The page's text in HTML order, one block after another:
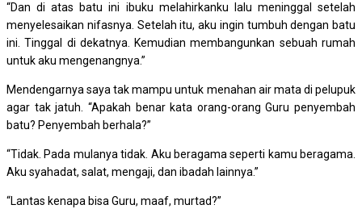
“Dan di atas batu ini ibuku melahirkanku lalu meninggal setelah
menyelesaikan nifasnya. Setelah itu, aku ingin tumbuh dengan batu
ini. Tinggal di dekatnya. Kemudian membangunkan sebuah rumah
untuk aku mengenangnya.”
Mendengarnya saya tak mampu untuk menahan air mata di pelupuk
agar tak jatuh. “Apakah benar kata orang-orang Guru penyembah
batu? Penyembah berhala?”
“Tidak. Pada mulanya tidak. Aku beragama seperti kamu beragama.
Aku syahadat, salat, mengaji, dan ibadah lainnya.”
“Lantas kenapa bisa Guru, maaf, murtad?”